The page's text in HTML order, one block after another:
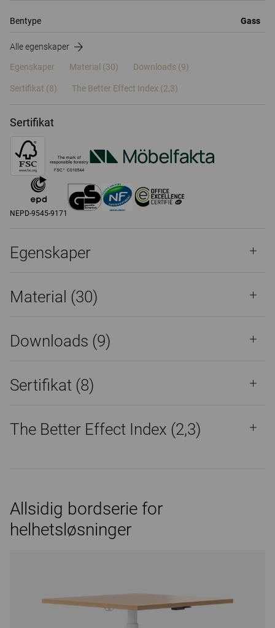
Bentype Gass
Alle egenskaper
Egenskaper Material (30) Downloads (9)
Sertifikat (8) The Better Effect Index (2,3)
Sertifikat
NEPD-9545-9171
Egenskaper
Material (30)
Downloads (9)
Sertifikat (8)
The Better Effect Index (2,3)
Allsidig bordserie for
helhetsløsninger